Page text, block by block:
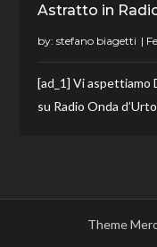
Astratto in
by:stefano biagetti
[ad_1] Vi aspettiamo
su Radio Onda
Theme